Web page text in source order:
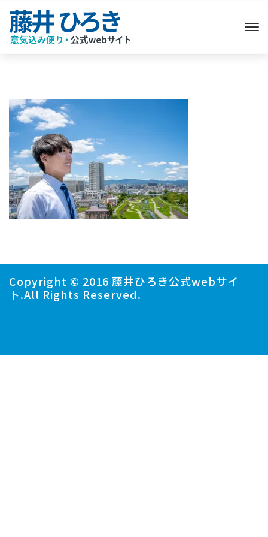
Copyright © 2016 藤井ひろき公式webサイ
ト.All Rights Reserved.